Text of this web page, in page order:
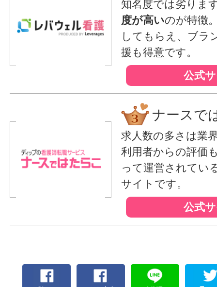
知名度では劣りま
度が高いのが特徴
してもらえ、ブラ
援も得意です。
公式
ナースで
求人数の多さは業
利用者からの評価
って運営されてい
サイトです。
公式